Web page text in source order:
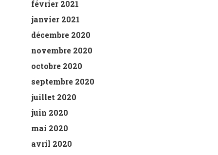
février 2021
janvier 2021
décembre 2020
novembre 2020
octobre 2020
septembre 2020
juillet 2020
juin 2020
mai 2020
avril 2020